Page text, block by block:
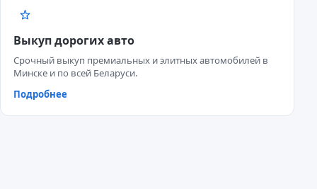
Выкуп дорогих авто
Срочный выкуп премиальных и элитных автомобилей в
Минске и по всей Беларуси.
Подробнее